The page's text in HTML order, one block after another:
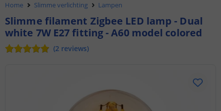
Klantbeoordeling 9.1
Voor 23:45 uur besteld,morgen in huis
Home Slimme verlichting Lampen
Slimme filament Zigbee LED lamp - Dual
white 7W E27 fitting - A60 model colored
(2 reviews)